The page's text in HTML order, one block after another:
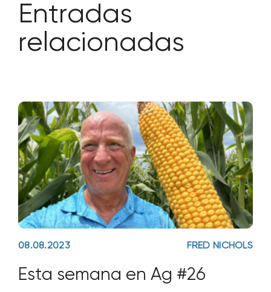
Entradas
relacionadas
08.08.2023 FRED NICHOLS
Esta semana en Ag #26